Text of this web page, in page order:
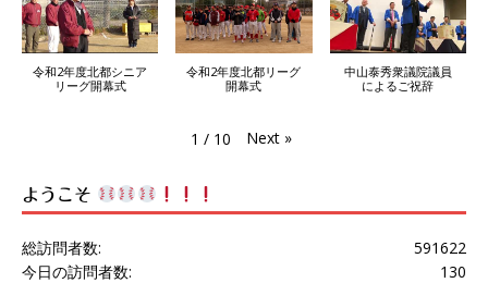
令和2年度北都シニア
リーグ開幕式
令和2年度北都リーグ
開幕式
中山泰秀衆議院議員
によるご祝辞
1 / 10 Next »
ようこそ
591622
総訪問者数:
130
今日の訪問者数: